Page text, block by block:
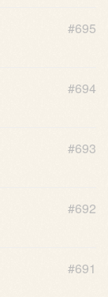
#695
#694
#693
#692
#691